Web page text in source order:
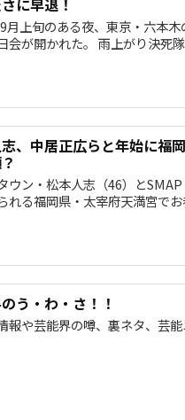
月上旬のある夜、東京・六本木
会が開かれた。 雨上がり決死
、中居正広らと年始に福
ウン・松本人志（46）と
れる福岡県・太宰府天満宮で
う・わ・さ！！
報や芸能界の噂、裏ネタ、芸